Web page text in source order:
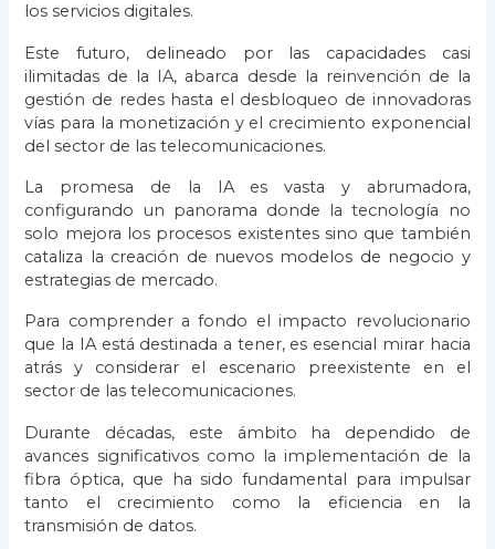
los servicios digitales.
Este futuro, delineado por las capacidades casi
ilimitadas de la IA, abarca desde la reinvención de la
gestión de redes hasta el desbloqueo de innovadoras
vías para la monetización y el crecimiento exponencial
del sector de las telecomunicaciones.
La promesa de la IA es vasta y abrumadora,
configurando un panorama donde la tecnología no
solo mejora los procesos existentes sino que también
cataliza la creación de nuevos modelos de negocio y
estrategias de mercado.
Para comprender a fondo el impacto revolucionario
que la IA está destinada a tener, es esencial mirar hacia
atrás y considerar el escenario preexistente en el
sector de las telecomunicaciones.
Durante décadas, este ámbito ha dependido de
avances significativos como la implementación de la
fibra óptica, que ha sido fundamental para impulsar
tanto el crecimiento como la eficiencia en la
transmisión de datos.